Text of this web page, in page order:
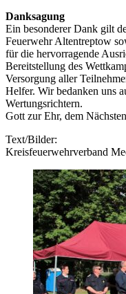
Danksagung
Ein besonderer Dank gilt
Feuerwehr Altentreptow
für die hervorragende
Bereitstellung des
Versorgung aller
Helfer. Wir bedanken uns
Wertungsrichtern.
Gott zur Ehr, dem
Text/Bilder:
Kreisfeuerwehrverband